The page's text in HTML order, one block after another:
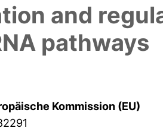
and
pathways
Kommission (EU)